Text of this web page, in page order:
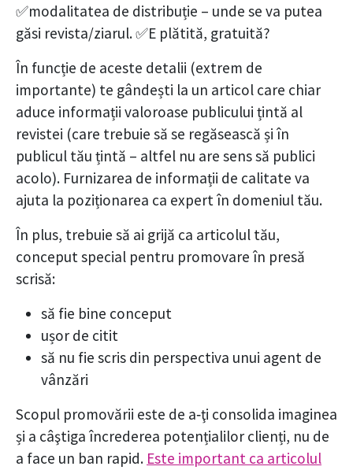
✅modalitatea de distribuție – unde se va putea
găsi revista/ziarul. ✅E plătită, gratuită?
În funcție de aceste detalii (extrem de
importante) te gândești la un articol care chiar
aduce informații valoroase publicului țintă al
revistei (care trebuie să se regăsească și în
publicul tău țintă – altfel nu are sens să publici
acolo). Furnizarea de informații de calitate va
ajuta la poziționarea ca expert în domeniul tău.
În plus, trebuie să ai grijă ca articolul tău,
conceput special pentru promovare în presă
scrisă:
să fie bine conceput
ușor de citit
să nu fie scris din perspectiva unui agent de
vânzări
Scopul promovării este de a‑ţi consolida imaginea
și a câştiga încrederea potențialilor clienți, nu de
a face un ban rapid. Este important ca articolul